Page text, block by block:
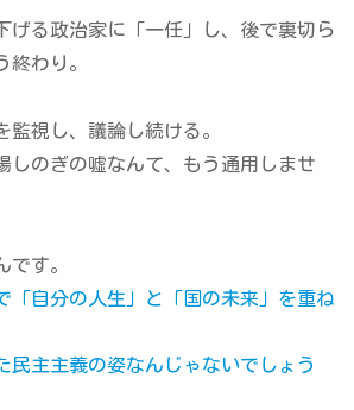
げる政治家に「一任」し、後で裏切ら
終わり。
監視し、議論し続ける。
しのぎの嘘なんて、もう通用しませ
です。
「自分の人生」と「国の未来」を重ね
民主主義の姿なんじゃないでしょう